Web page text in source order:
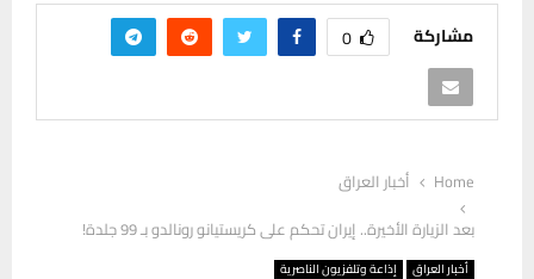
مشاركة 0
Home
أخبار العراق
بعد الزيارة الأخيرة.. إيران تحكم على كريستيانو رونالدو بـ 99 جلدة!
أخبار العراق إذاعة وتلفزيون الناصرية